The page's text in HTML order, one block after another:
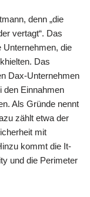
denn „die
vertagt“. Das
Unternehmen, die
Das
Dax-Unternehmen
den Einnahmen
Als Gründe nennt
zählt etwa der
mit
kommt die It-
und die Perimeter